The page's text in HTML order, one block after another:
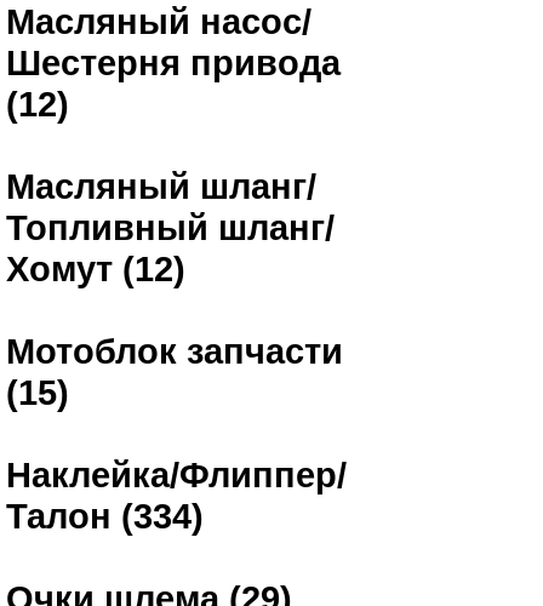
Масляный насос/
Шестерня привода
(12)
Масляный шланг/
Топливный шланг/
Хомут (12)
Мотоблок запчасти
(15)
Наклейка/Флиппер/
Талон (334)